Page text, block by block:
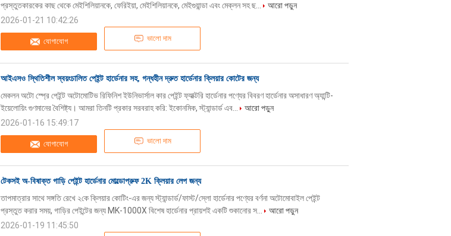
যোগাযোগ ভালো দাম
প্রস্তুতকারকের কাছ থেকে মেইশিলিয়ানকে, ফেরিইয়া, মেইশিলিয়ানকে, মেইগুয়ান্ডা এবং মেক্লন সহ ছ...
আরো পড়ুন
2026-01-21 10:42:26
আইএসও স্থিতিশীল স্বয়ংচালিত পেইন্ট হার্ডেনার সহ, গন্ধহীন দ্রুত হার্ডেনার ক্লিয়ার কোটের জন্য
যোগাযোগ ভালো দাম
মেকলন অটো স্প্রে পেইন্ট অটোমোটিভ রিফিনিশ ইউনিভার্সাল কার পেইন্ট ফ্যাক্টরি হার্ডেনার পণ্যের বিবরণ হার্ডেনার অসাধারণ অ্যান্টি-
ইয়েলোয়িং গুণমানের বৈশিষ্ট্য। আমরা তিনটি প্রকার সরবরাহ করি: ইকোনমিক, স্ট্যান্ডার্ড এব...
আরো পড়ুন
2026-01-16 15:49:17
টেকসই অ-বিষাক্ত গাড়ি পেইন্ট হার্ডেনার মোল্ডোপ্রুফ 2K ক্লিয়ার লেপ জন্য
তাপমাত্রার সাথে সঙ্গতি রেখে ২কে ক্লিয়ার কোটিং-এর জন্য স্ট্যান্ডার্ড/ফাস্ট/স্লো হার্ডেনার পণ্যের বর্ণনা অটোমোবাইল পেইন্ট
প্রস্তুত করার সময়, গাড়ির পেইন্টের জন্য MK-1000X বিশেষ হার্ডেনার প্রায়শই একটি শুকানোর স...
আরো পড়ুন
2026-01-19 11:45:50